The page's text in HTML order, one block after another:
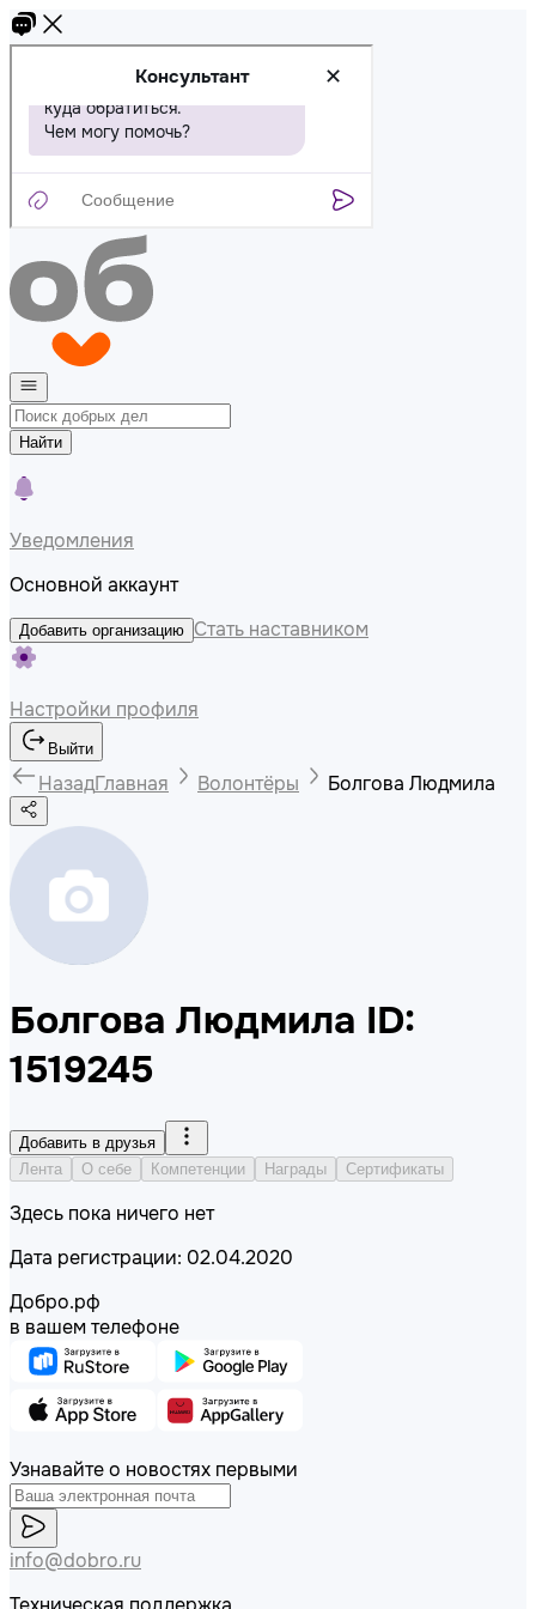
Найти
Уведомления
Основной аккаунт
Добавить организацию Стать наставником
Настройки профиля
Выйти
НазадГлавная Волонтёры Болгова Людмила
Болгова Людмила ID:
1519245
Добавить в друзья
Лента
О себе Компетенции Награды Сертификаты
Здесь пока ничего нет
Дата регистрации: 02.04.2020
Добро.рф
в вашем телефоне
Узнавайте о новостях первыми
info@dobro.ru